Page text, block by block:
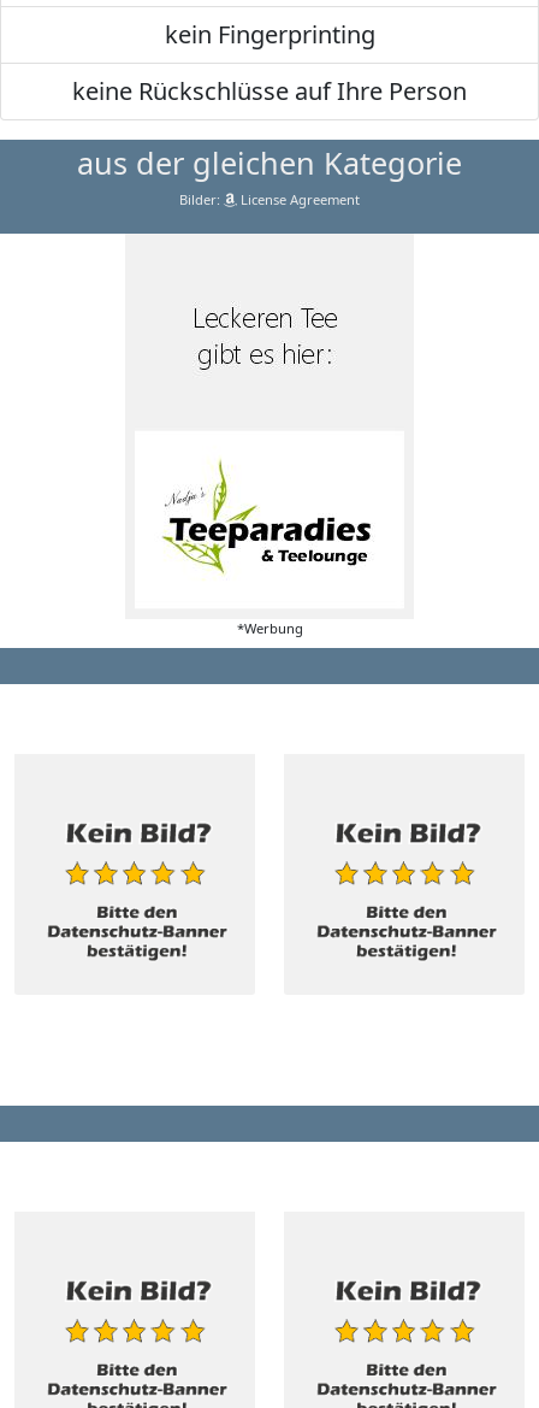
kein Fingerprinting
keine Rückschlüsse auf Ihre Person
aus der gleichen Kategorie
Bilder: License Agreement
*Werbung